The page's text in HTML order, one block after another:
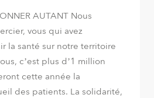
AUTANT Nous
vous qui avez
la santé sur notre territoire
c’est plus d’1 million
cette année la
des patients. La solidarité,